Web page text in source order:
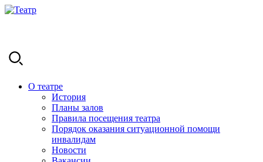
О театре
История
Планы залов
Правила посещения театра
Порядок оказания ситуационной помощи
инвалидам
Новости